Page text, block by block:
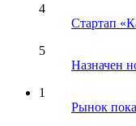
4
Стартап
5
Назначен
1
Рынок